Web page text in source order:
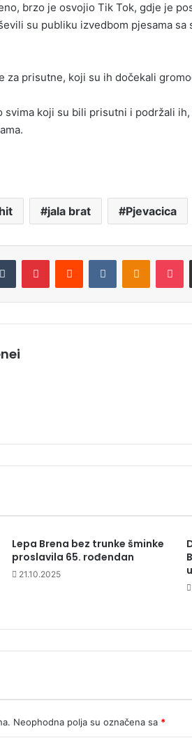
brzo je osvojio Tik Tok, gdje je
su publiku izvedbom pjesama
za prisutne, koji su ih dočekali
svima koji su bili prisutni i podržali
jala brat Pjevacica
Lepa Brena bez trunke šminke
proslavila 65. rođendan
21.10.2025
Neophodna polja su označena sa *